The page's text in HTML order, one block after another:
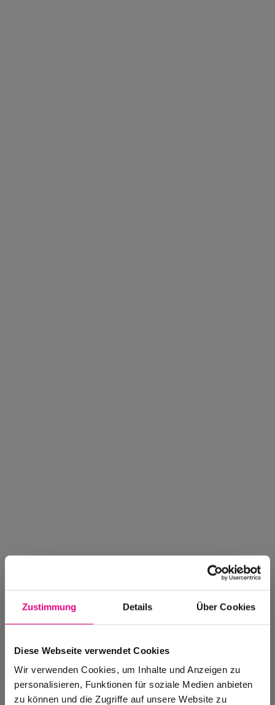
Zustimmung Details Über Cookies
Diese Webseite verwendet Cookies
Wir verwenden Cookies, um Inhalte und Anzeigen zu
personalisieren, Funktionen für soziale Medien anbieten
zu können und die Zugriffe auf unsere Website zu